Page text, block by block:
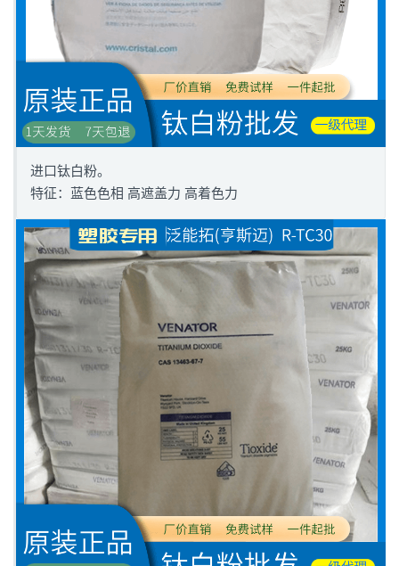
进口钛白粉。
特征：蓝色色相 高遮盖力 高着色力